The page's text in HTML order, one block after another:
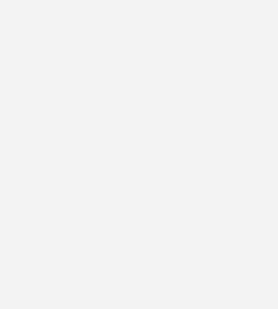
Einsatz ihrer BZ-Busse
die Werte wieder nahezu stetig,
weiterer Busse. Die
an ihre Kapazitätsgrenzen:
Kraftstoffbedarf der
Laufleistungen als geplant sind
unterausgelastet.